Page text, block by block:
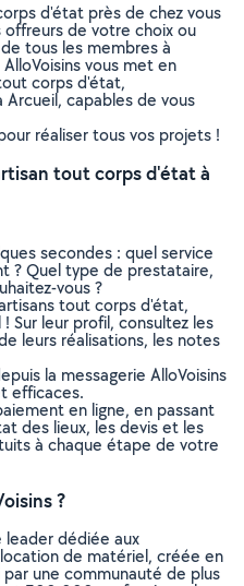
d'état près de chez vous
de votre choix ou
tous les membres à
vous met en
corps d'état,
capables de vous
réaliser tous vos projets !
tout corps d'état à
secondes : quel service
? Quel type de prestataire,
vous ?
tout corps d'état,
Sur leur profil, consultez les
leurs réalisations, les notes
la messagerie AlloVoisins
efficaces.
en ligne, en passant
des lieux, les devis et les
à chaque étape de votre
?
leader dédiée aux
de matériel, créée en
une communauté de plus